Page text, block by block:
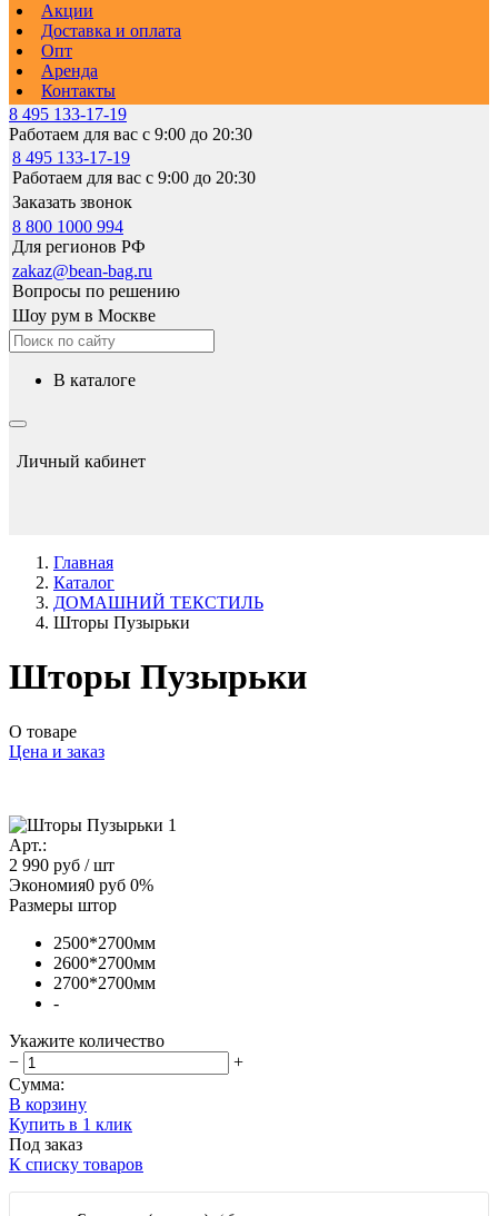
Акции
Доставка и оплата
Опт
Аренда
Контакты
8 495 133-17-19
Работаем для вас с 9:00 до 20:30
8 495 133-17-19
Работаем для вас с 9:00 до 20:30
Заказать звонок
8 800 1000 994
Для регионов РФ
zakaz@bean-bag.ru
Вопросы по решению
Шоу рум в Москве
в каталоге
Личный кабинет
Главная
Каталог
ДОМАШНИЙ ТЕКСТИЛЬ
Шторы Пузырьки
Шторы Пузырьки
О товаре
Цена и заказ
Арт.:
2 990 руб / шт
Экономия0 руб 0%
Размеры штор
2500*2700мм
2600*2700мм
2700*2700мм
-
Укажите количество
−
+
Сумма:
В корзину
Купить в 1 клик
Под заказ
К списку товаров